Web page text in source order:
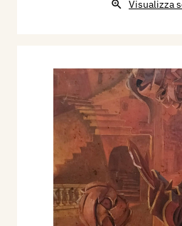
mostra “Artisti per il
Roma.
2015 - Arianna Fantuzzi.
“Grazie Italia”, 56°
& La rosa dei venti,
Madama, Roma.
2015 - L’arte italiana dalla
cura di Arianna Sartori,
Visualizza